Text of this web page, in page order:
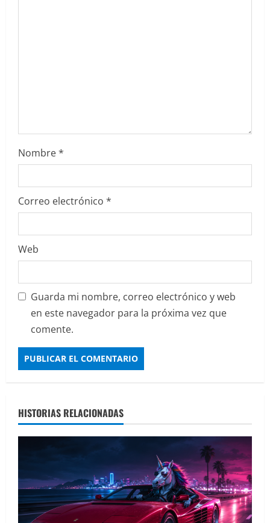
r
a
d
a
s
Nombre*
Correo electrónico *
Web
Guarda mi nombre, correo electrónico y web
en este navegador para la próxima vez que
comente.
HISTORIAS RELACIONADAS